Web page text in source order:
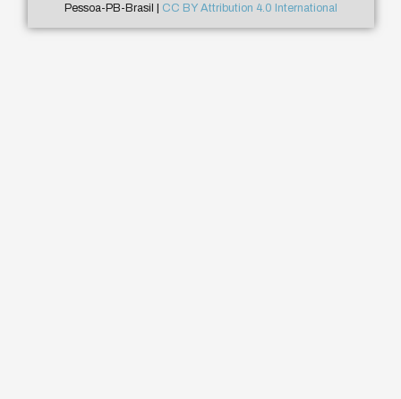
Pessoa-PB-Brasil | CC BY Attribution 4.0 International